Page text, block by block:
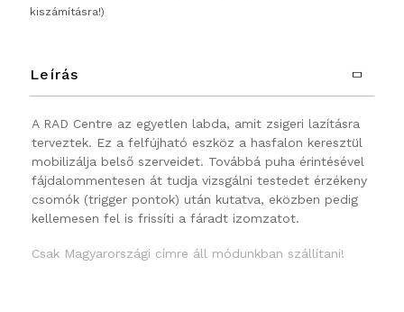
kiszámításra!)
Leírás
A RAD Centre az egyetlen labda, amit zsigeri lazításra
terveztek. Ez a felfújható eszköz a hasfalon keresztül
mobilizálja belső szerveidet. Továbbá puha érintésével
fájdalommentesen át tudja vizsgálni testedet érzékeny
csomók (trigger pontok) után kutatva, eközben pedig
kellemesen fel is frissíti a fáradt izomzatot.
Csak Magyarországi címre áll módunkban szállítani!